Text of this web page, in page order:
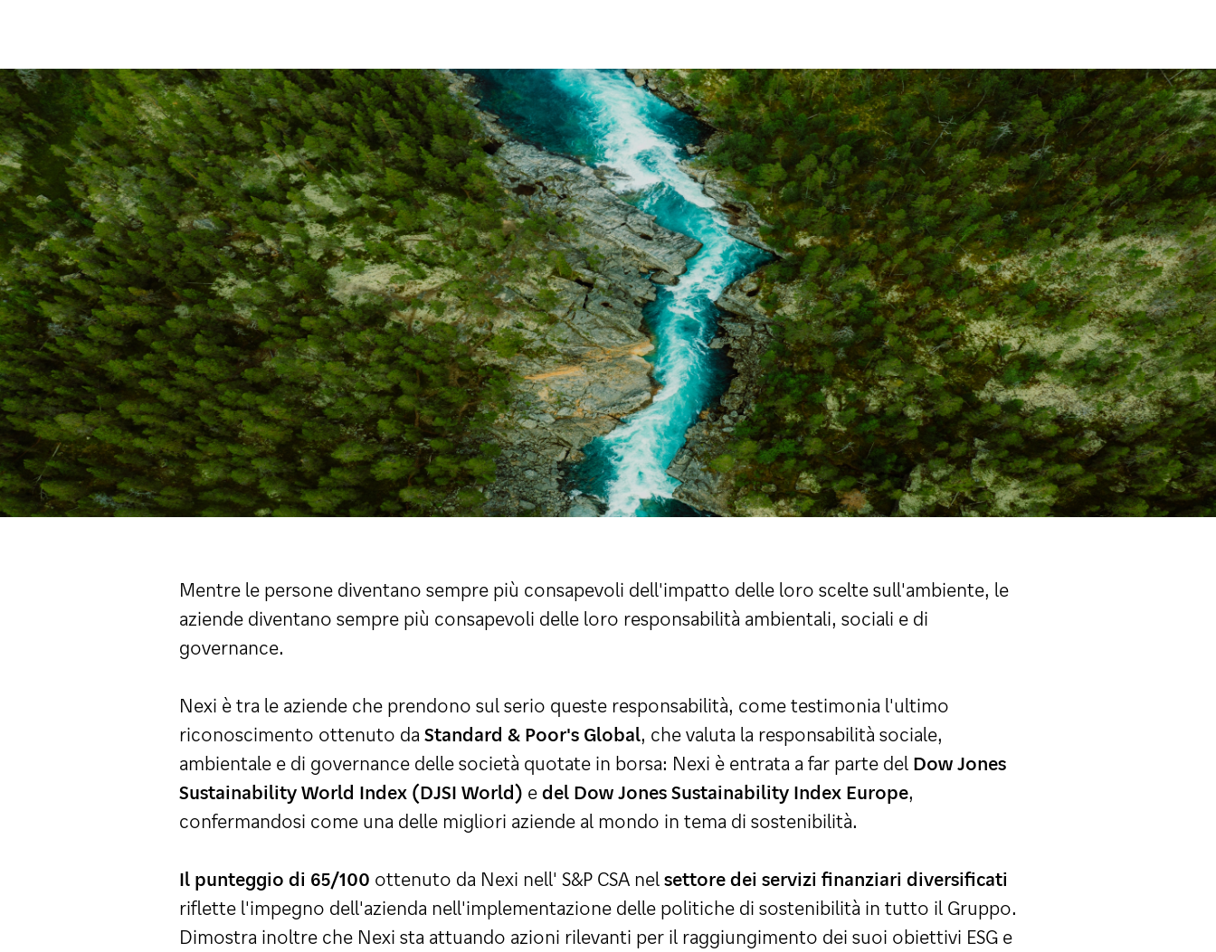
Pubblica Amministrazione
Mentre le persone diventano sempre più consapevoli dell'impatto delle loro scelte sull'ambiente, le
aziende diventano sempre più consapevoli delle loro responsabilità ambientali, sociali e di
governance.
Nexi è tra le aziende che prendono sul serio queste responsabilità, come testimonia l'ultimo
riconoscimento ottenuto daStandard & Poor's Global, che valuta la responsabilità sociale,
ambientale e di governance delle società quotate in borsa: Nexi è entrata a far parte del Dow Jones
Sustainability World Index (DJSI World) edel Dow Jones Sustainability Index Europe,
confermandosi come una delle migliori aziende al mondo in tema di sostenibilità.
Il punteggio di 65/100 ottenuto da Nexi nell' S&P CSA nelsettore dei servizi finanziari diversificati
riflette l'impegno dell'azienda nell'implementazione delle politiche di sostenibilità in tutto il Gruppo.
Dimostra inoltre che Nexi sta attuando azioni rilevanti per il raggiungimento dei suoi obiettivi ESG e